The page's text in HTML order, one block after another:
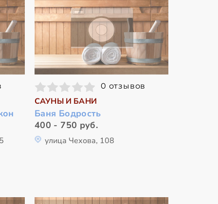
0 отзывов
САУНЫ И БАНИ
Баня Бодрость
400 - 750 руб.
улица Чехова, 108